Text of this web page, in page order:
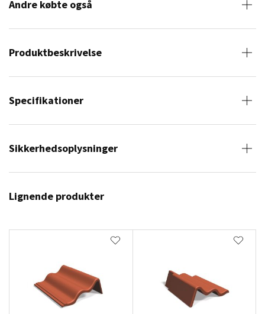
Andre købte også
Produktbeskrivelse
Specifikationer
Sikkerhedsoplysninger
Lignende produkter